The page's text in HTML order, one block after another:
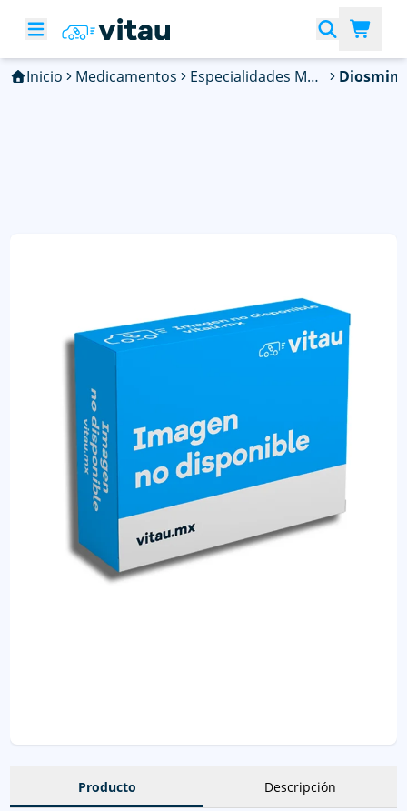
Inicio Medicamentos Especialidades Médicas
Producto Descripción